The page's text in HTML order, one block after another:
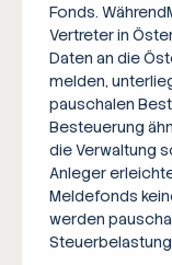
Fonds.
Vertreter in
Daten an die
melden,
pauschalen
Besteuerung
die Verwaltung
Anleger
Meldefonds
werden